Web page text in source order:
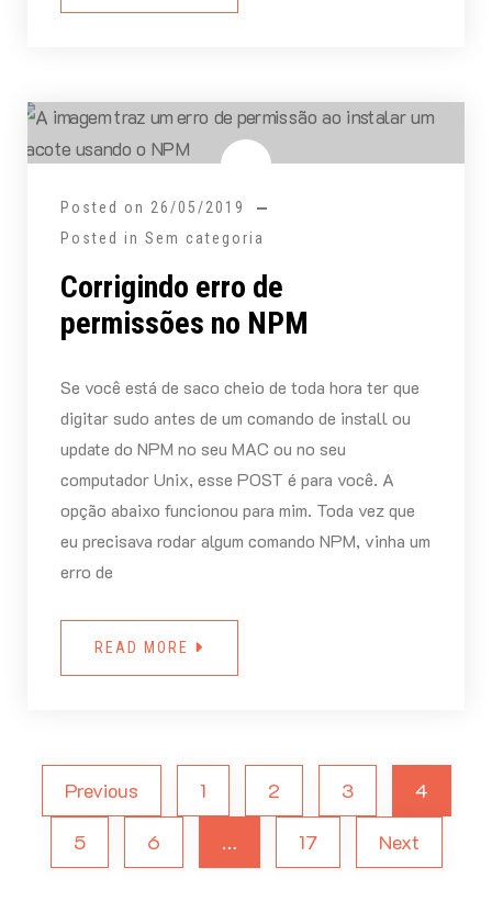
Posted on 26/05/2019
Posted in Sem categoria
Corrigindo erro de
permissões no NPM
Se você está de saco cheio de toda hora ter que
digitar sudo antes de um comando de install ou
update do NPM no seu MAC ou no seu
computador Unix, esse POST é para você. A
opção abaixo funcionou para mim. Toda vez que
eu precisava rodar algum comando NPM, vinha um
erro de
READ MORE
Previous 1 2 3
4
5
6 … 17 Next